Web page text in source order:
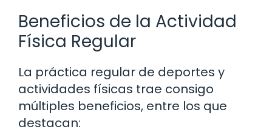
Beneficios de la Actividad
Física Regular
La práctica regular de deportes y
actividades físicas trae consigo
múltiples beneficios, entre los que
destacan: